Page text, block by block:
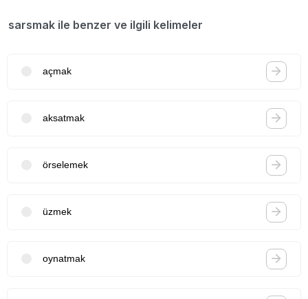
sarsmak ile benzer ve ilgili kelimeler
açmak
aksatmak
örselemek
üzmek
oynatmak